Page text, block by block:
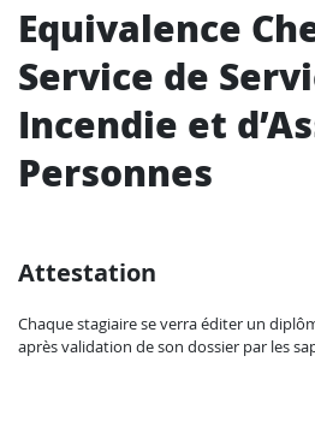
Equivalence
Service de
Incendie et
Personnes
Attestation
Chaque stagiaire se verra éditer un
après validation de son dossier par les